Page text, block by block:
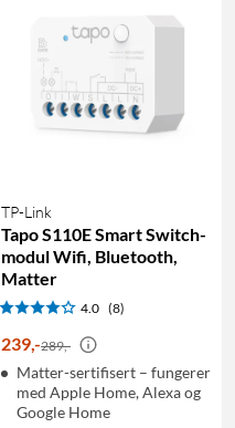
TP-Link
Tapo S110E Smart Switch-
modul Wifi, Bluetooth,
Matter
4.0 (8)
239,-289,-
Matter-sertifisert – fungerer
med Apple Home, Alexa og
Google Home